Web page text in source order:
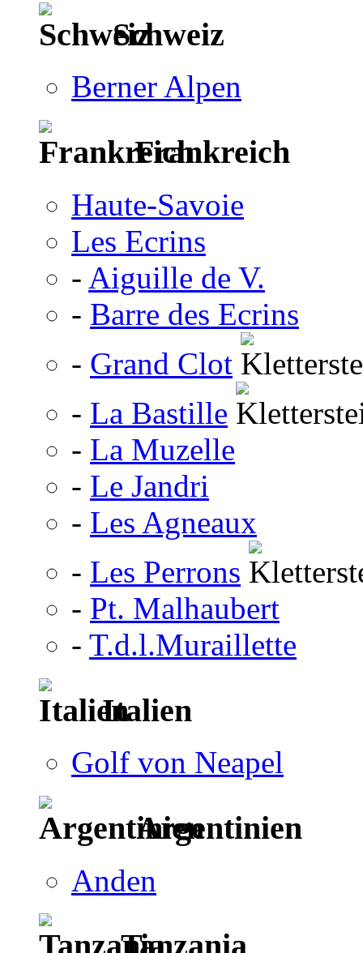
Schweiz
Berner Alpen
Frankreich
Haute-Savoie
Les Ecrins
- Aiguille de V.
- Barre des Ecrins
- Grand Clot
- La Bastille
- La Muzelle
- Le Jandri
- Les Agneaux
- Les Perrons
- Pt. Malhaubert
- T.d.l.Muraillette
Italien
Golf von Neapel
Argentinien
Anden
Tanzania